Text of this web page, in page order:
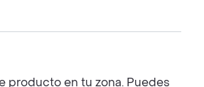
producto en tu zona. Puedes